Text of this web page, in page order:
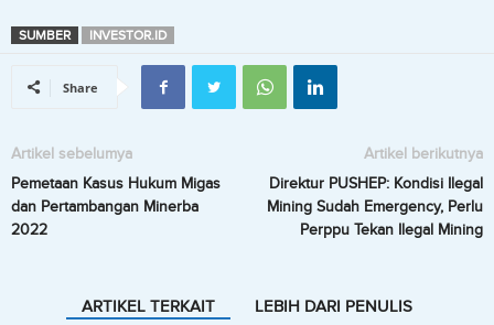
SUMBER INVESTOR.ID
Share
Artikel sebelumya
Pemetaan Kasus Hukum Migas
dan Pertambangan Minerba
2022
Artikel berikutnya
Direktur PUSHEP: Kondisi Ilegal
Mining Sudah Emergency, Perlu
Perppu Tekan Ilegal Mining
ARTIKEL TERKAIT LEBIH DARI PENULIS